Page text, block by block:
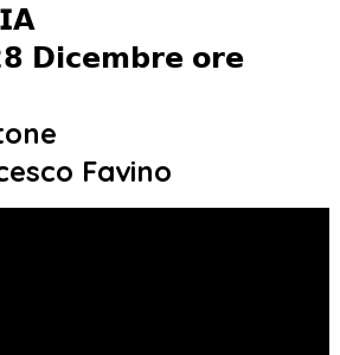
𝗗𝗶𝗰𝗲𝗺𝗯𝗿𝗲 𝗼𝗿𝗲
Favino